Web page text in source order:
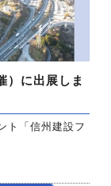
に出展しま
ト「信州建設フ